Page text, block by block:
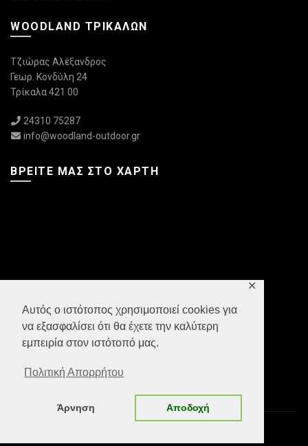
Αυτός ο ιστότοπος χρησιμοποιεί cookies για
να εξασφαλίσει ότι θα έχετε την καλύτερη
εμπειρία στον ιστότοπό μας.
Πολιτική Απορρήτου
Άρνηση Αποδοχή
✕
WOODLAND ΤΡΙΚΆΛΩΝ
Τζιώρας Αλέξανδρος
Γεωρ. Κονδύλη 24
Τρίκαλα 421 00
24310 75287
info@woodland-outdoor.gr
ΒΡΕΊΤΕ ΜΑΣ ΣΤΟ ΧΆΡΤΗ